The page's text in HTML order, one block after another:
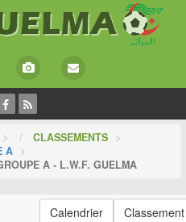
> CLASSEMENTS >
A >
A - L.W.F. GUELMA
Calendrier Classement